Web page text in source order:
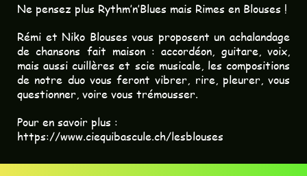
Ne pensez plus Rythm’n’Blues mais Rimes en Blouses !
Rémi et Niko Blouses vous proposent un achalandage
de chansons fait maison : accordéon, guitare, voix,
mais aussi cuillères et scie musicale, les compositions
de notre duo vous feront vibrer, rire, pleurer, vous
questionner, voire vous trémousser.
Pour en savoir plus :
https://www.ciequibascule.ch/lesblouses